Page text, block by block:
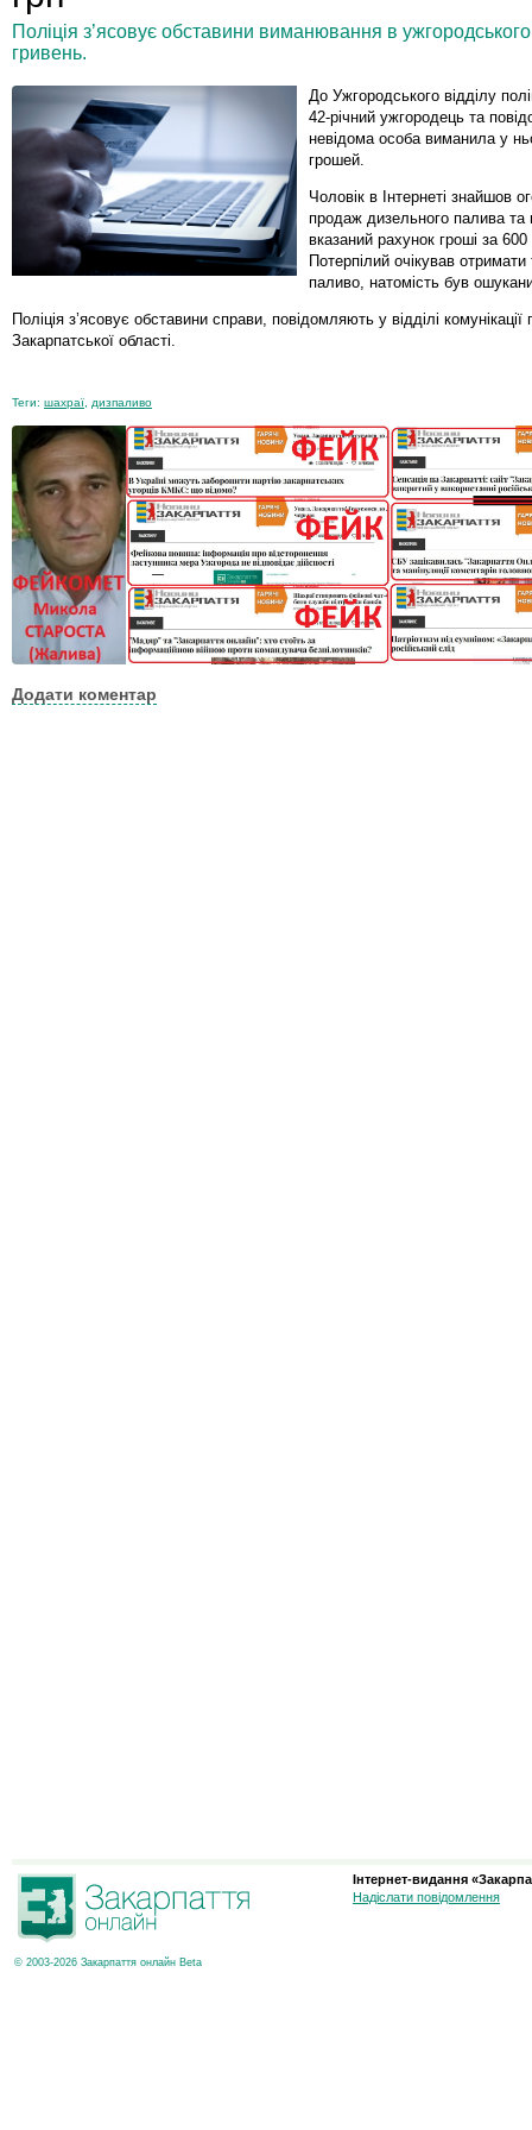
Поліція з’ясовує обставини виманювання в
гривень.
До Ужгородського відділу
42-річний ужгородець та
невідома особа виманила у
грошей.
Чоловік в Інтернеті знайшов
продаж дизельного палива та
вказаний рахунок гроші за 600
Потерпілий очікував
паливо, натомість був
Поліція з’ясовує обставини справи, повідомляють у відділі комунікації
Закарпатської області.
Теги: шахраї дизпаливо
Додати коментар
© 2003-2026 Закарпаття онлайн Beta
Інтернет-видання
Надіслати повідомлення